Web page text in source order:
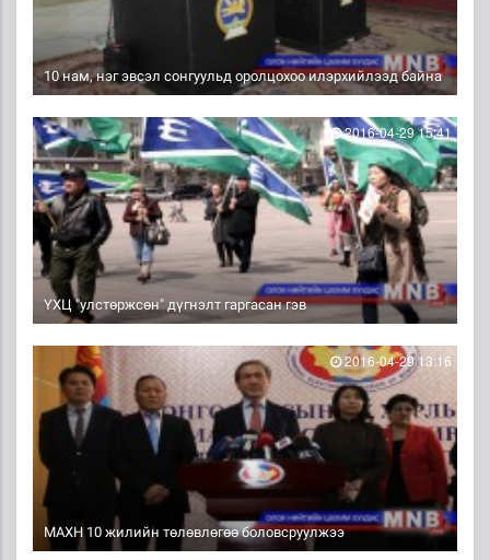
10 нам, нэг эвсэл сонгуульд оролцохоо илэрхийлээд байна
ҮХЦ "улстөржсөн" дүгнэлт гаргасан гэв
2016-04-29 15:41
МАХН 10 жилийн төлөвлөгөө боловсруулжээ
2016-04-29 13:16